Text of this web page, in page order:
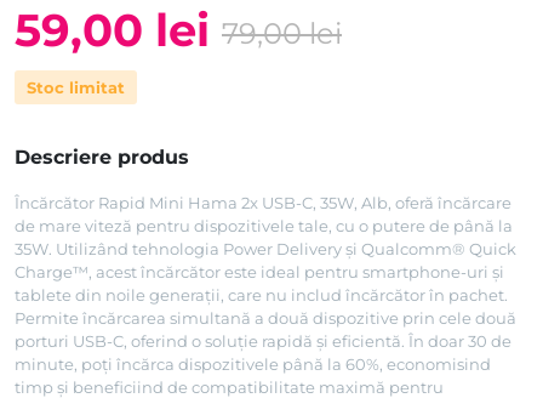
79,00lei
Prețul
inițial
a
fost:
79,00 lei.
59,00 lei
Prețul
curent
este:
59,00 lei.
Stoc limitat
Descriere produs
Încărcător Rapid Mini Hama 2x USB-C, 35W, Alb, oferă încărcare
de mare viteză pentru dispozitivele tale, cu o putere de până la
35W. Utilizând tehnologia Power Delivery și Qualcomm® Quick
Charge™, acest încărcător este ideal pentru smartphone-uri și
tablete din noile generații, care nu includ încărcător în pachet.
Permite încărcarea simultană a două dispozitive prin cele două
porturi USB-C, oferind o soluție rapidă și eficientă. În doar 30 de
minute, poți încărca dispozitivele până la 60%, economisind
timp și beneficiind de compatibilitate maximă pentru